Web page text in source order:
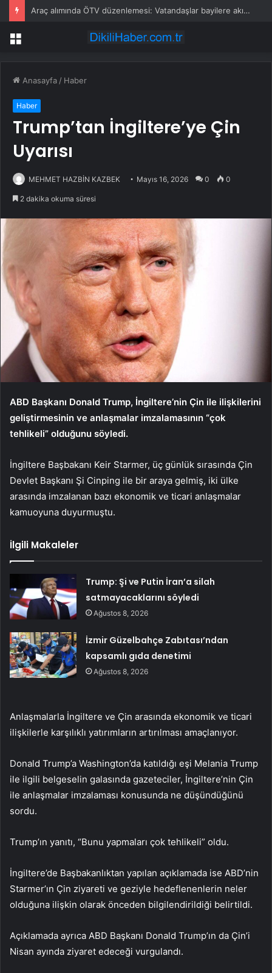
Araç alımında ÖTV düzenlemesi: Vatandaşlar bayilere akın etti
Menü
Anasayfa / Haber
Haber
Trump’tan İngiltere’ye Çin
Uyarısı
MEHMET HAZBİN KAZBEK Mayıs 16, 2026 0 0
2 dakika okuma süresi
ABD Başkanı Donald Trump, İngiltere’nin Çin ile ilişkilerini
geliştirmesinin ve anlaşmalar imzalamasının “çok
tehlikeli” olduğunu söyledi.
İngiltere Başbakanı Keir Starmer, üç günlük sırasında Çin
Devlet Başkanı Şi Cinping ile bir araya gelmiş, iki ülke
arasında imzalanan bazı ekonomik ve ticari anlaşmalar
kamuoyuna duyurmuştu.
İlgili Makaleler
Trump: Şi ve Putin İran’a silah
satmayacaklarını söyledi
Ağustos 8, 2026
İzmir Güzelbahçe Zabıtası’ndan
kapsamlı gıda denetimi
Ağustos 8, 2026
Anlaşmalarla İngiltere ve Çin arasında ekonomik ve ticari
ilişkilerle karşılıklı yatırımların artırılması amaçlanıyor.
Donald Trump’a Washington’da katıldığı eşi Melania Trump
ile ilgili belgeselin galasında gazeteciler, İngiltere’nin Çin
ile anlaşmalar imzalaması konusunda ne düşündüğünü
sordu.
Trump’ın yanıtı, “Bunu yapmaları çok tehlikeli” oldu.
İngiltere’de Başbakanlıktan yapılan açıklamada ise ABD’nin
Starmer’ın Çin ziyareti ve geziyle hedeflenenlerin neler
olduğuna ilişkin olarak önceden bilgilendirildiği belirtildi.
Açıklamada ayrıca ABD Başkanı Donald Trump’ın da Çin’i
Nisan ayında ziyaret edeceği vurgulandı.